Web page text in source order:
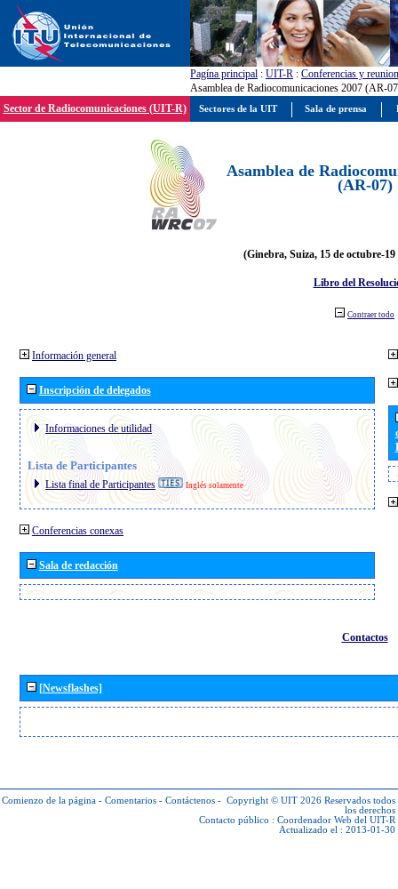
Pagína principal : UIT-R : Conferencias y
Asamblea de Radiocomunicaciones 2007 (AR-
Sector de Radiocomunicaciones (UIT-R)
Asamblea de
(AR-07)
(Ginebra, Suiza, 15 de octubre-19
Libro del
Contraer todo
Información general
Inscripción de delegados
Informaciones de utilidad
Lista de Participantes
Lista final de Participantes Inglés solamente
Conferencias conexas
Sala de redacción
Contactos
[Newsflashes]
Comienzo de la página - Comentarios - Contáctenos - Copyright © UIT 2026 Reservados todos
los derechos
Contacto público : Coordenador Web del UIT-R
Actualizado el : 2013-01-30
Sectores de la UIT Sala de prensa